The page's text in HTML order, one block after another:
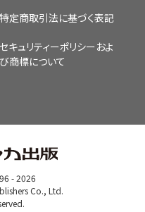
特定商取引法に基づく表記
セキュリティーポリシー およ
び商標について
-2026
Co., Ltd.